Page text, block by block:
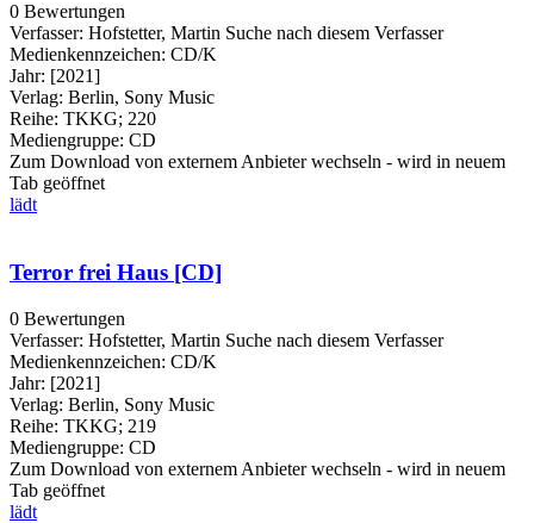
0 Bewertungen
Verfasser: Hofstetter, Martin Suche nach diesem Verfasser
Medienkennzeichen: CD/K
Jahr: [2021]
Verlag: Berlin, Sony Music
Reihe: TKKG; 220
Mediengruppe: CD
Zum Download von externem Anbieter wechseln - wird in neuem
Tab geöffnet
lädt
Terror frei Haus [CD]
0 Bewertungen
Verfasser: Hofstetter, Martin Suche nach diesem Verfasser
Medienkennzeichen: CD/K
Jahr: [2021]
Verlag: Berlin, Sony Music
Reihe: TKKG; 219
Mediengruppe: CD
Zum Download von externem Anbieter wechseln - wird in neuem
Tab geöffnet
lädt